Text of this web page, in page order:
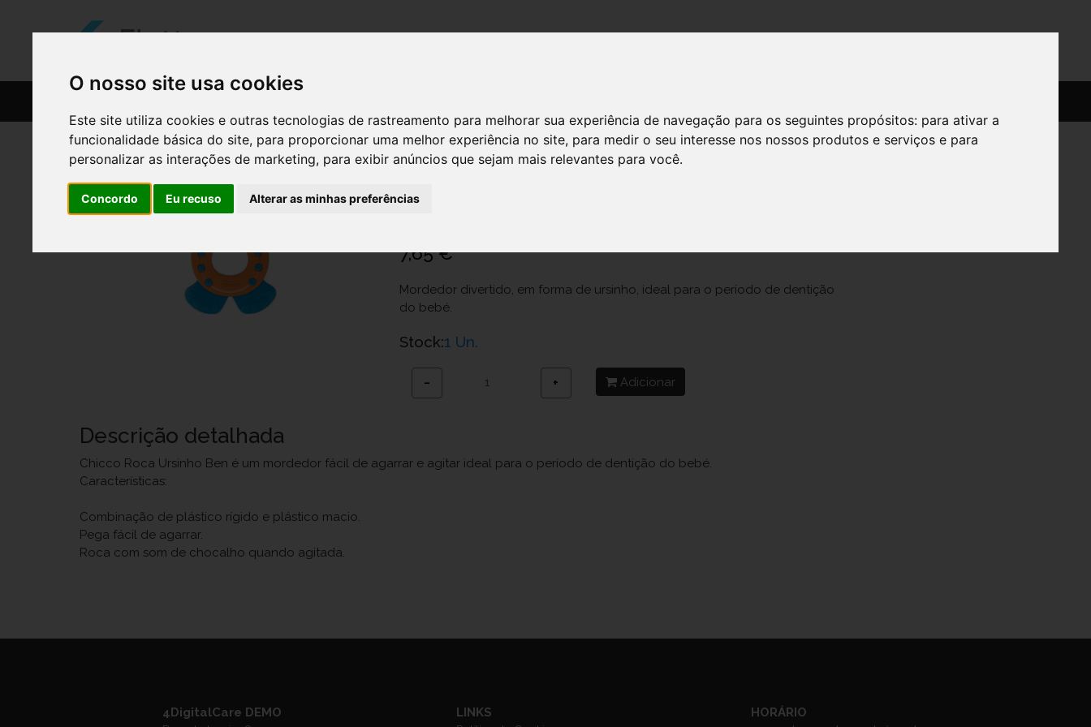
O nosso site usa cookies
Este site utiliza cookies e outras tecnologias de rastreamento para melhorar sua experiência de navegação para os seguintes propósitos: para ativar a
funcionalidade básica do site, para proporcionar uma melhor experiência no site, para medir o seu interesse nos nossos produtos e serviços e para
personalizar as interações de marketing, para exibir anúncios que sejam mais relevantes para você.
Concordo Eu recuso Alterar as minhas preferências
Ch.Bri10054000000 Bs Roca Ursinho Ben
Ref.: 6634162
7,65 €
Mordedor divertido, em forma de ursinho, ideal para o período de dentição
do bebé.
Stock:1 Un.
− + Adicionar
Descrição detalhada
Chicco Roca Ursinho Ben é um mordedor fácil de agarrar e agitar ideal para o período de dentição do bebé.
Características:
Combinação de plástico rígido e plástico macio.
Pega fácil de agarrar.
Roca com som de chocalho quando agitada.
4DigitalCare DEMO
LINKS
HORÁRIO